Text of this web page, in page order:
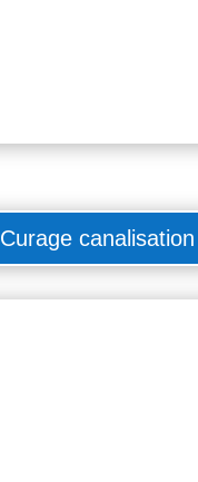
Curage canalisation